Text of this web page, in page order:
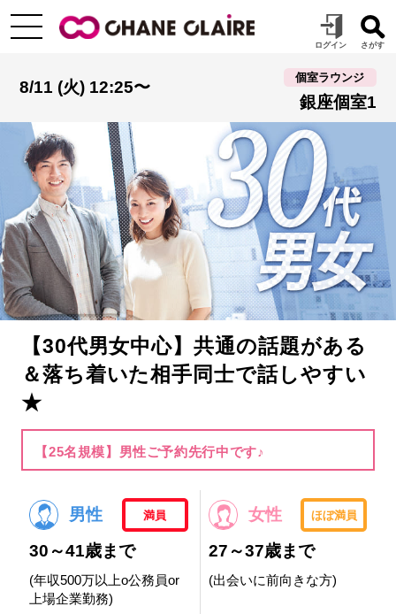
8/11 (火) 12:25〜
個室ラウンジ
銀座個室1
【30代男女中心】共通の話題がある
＆落ち着いた相手同士で話しやすい
★
【25名規模】男性ご予約先行中です♪
男性 満員
30～41歳まで
(年収500万以上o公務員or
上場企業勤務)
女性 ほぼ満員
27～37歳まで
(出会いに前向きな方)